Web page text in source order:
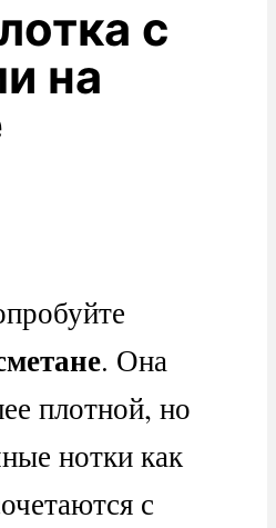
с
на
. Она
плотной, но
нотки как
с